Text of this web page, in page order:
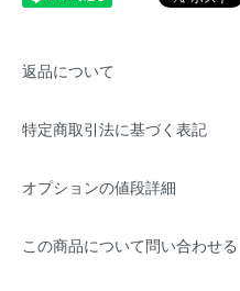
返品について
特定商取引法に基づく表記
オプションの値段詳細
この商品について問い合わせる